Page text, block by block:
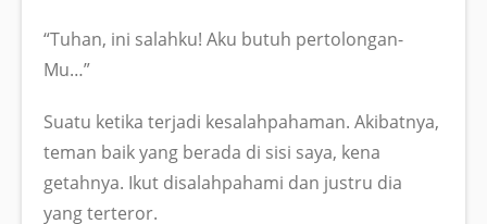
“Tuhan, ini salahku! Aku butuh pertolongan-
Mu…”
Suatu ketika terjadi kesalahpahaman. Akibatnya,
teman baik yang berada di sisi saya, kena
getahnya. Ikut disalahpahami dan justru dia
yang terteror.